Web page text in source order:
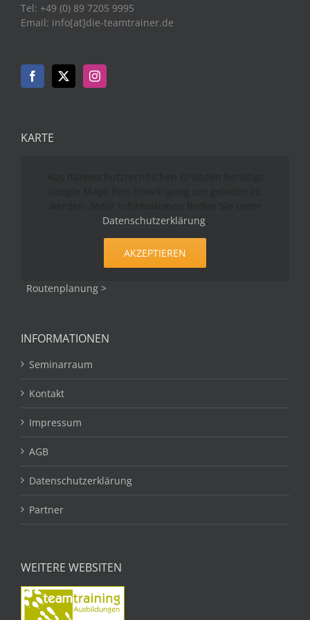
Tel: +49 (0) 89 7205 9995
Email: info[at]die-teamtrainer.de
KARTE
Datenschutzerklärung.
AKZEPTIEREN
Routenplanung >
INFORMATIONEN
Seminarraum
Kontakt
Impressum
AGB
Datenschutzerklärung
Partner
WEITERE WEBSITEN